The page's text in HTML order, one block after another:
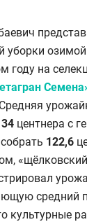
уборки
году на
34 центнера с
122,6
средний
культурные